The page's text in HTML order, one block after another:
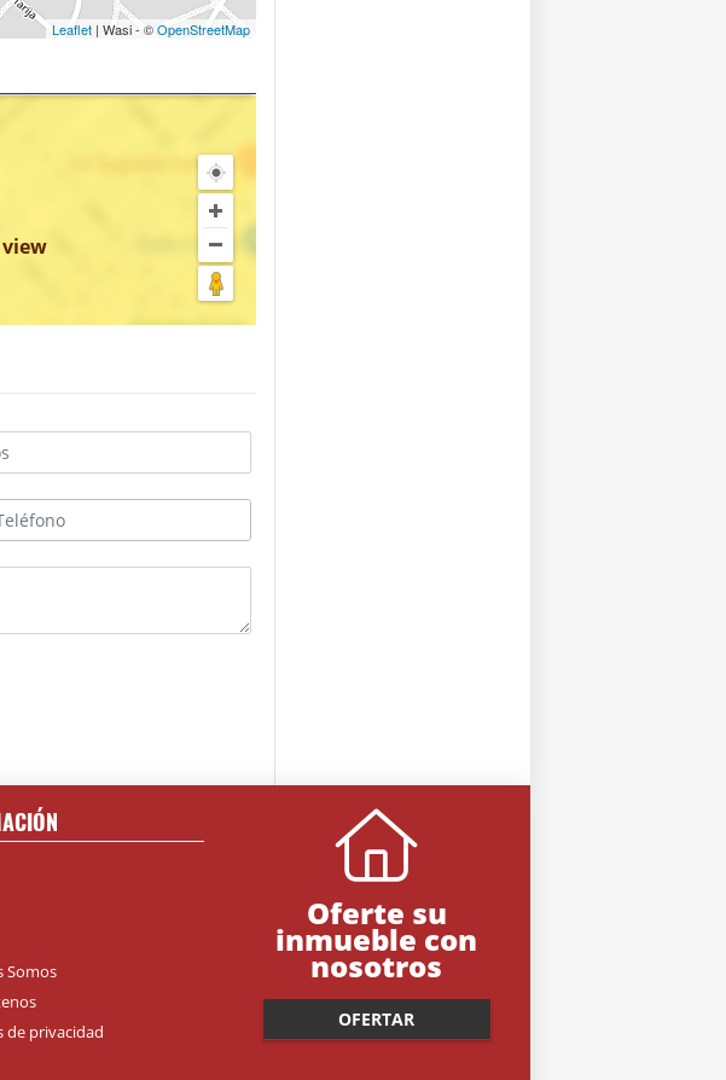
Leaflet| Wasi - ©OpenStreetMap
Somos
de privacidad
Oferte su
inmueble con
nosotros
OFERTAR